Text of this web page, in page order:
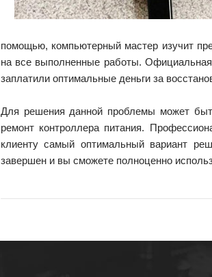
помощью, компьютерный мастер изучит
на все выполненные работы. Официальная
заплатили оптимальные деньги за
Для решения данной проблемы может
ремонт контроллера питания.
клиенту самый оптимальный вариант
завершен и вы сможете полноценно